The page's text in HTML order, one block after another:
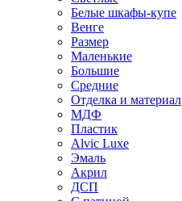
Белые шкафы-купе
Венге
Размер
Маленькие
Большие
Средние
Отделка и материал
МДФ
Пластик
Alvic Luxe
Эмаль
Акрил
ДСП